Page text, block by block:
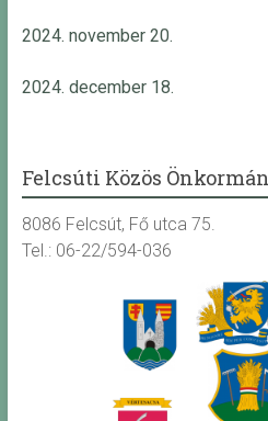
2024. november 20.
2024. december 18.
Felcsúti Közös
8086 Felcsút, Fő utca 75.
Tel.: 06-22/594-036